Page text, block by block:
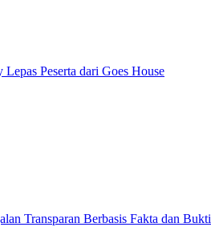
Peserta dari Goes House
Transparan Berbasis Fakta dan Bukti